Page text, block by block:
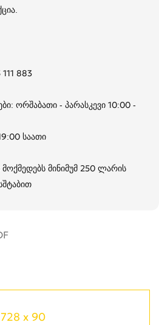
883
ორშაბათი - პარასკევი 10:00 -
საათი
მინიმუმ 250 ლარის
728 x 90